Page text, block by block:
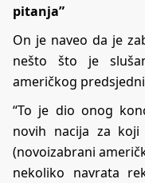
pitanja”
On je naveo da je
nešto što je
američkog
“To je dio onog
novih nacija za
(novoizabrani
nekoliko navrata